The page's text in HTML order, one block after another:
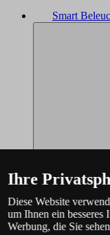
Smart
Ihre
Diese Website
um Ihnen ein besseres
Werbung, die Sie